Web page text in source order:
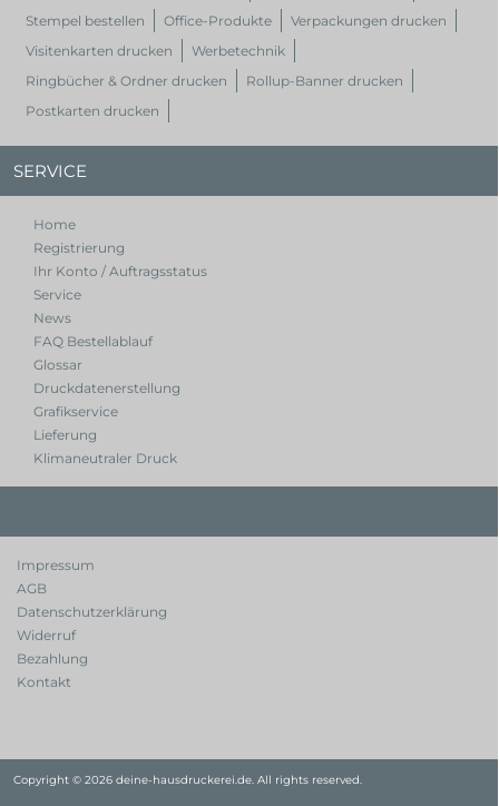
Stempel bestellen
Office-Produkte
Verpackungen drucken
Visitenkarten drucken
Werbetechnik
Ringbücher & Ordner drucken
Rollup-Banner drucken
Postkarten drucken
SERVICE
Home
Registrierung
Ihr Konto / Auftragsstatus
Service
News
FAQ Bestellablauf
Glossar
Druckdatenerstellung
Grafikservice
Lieferung
Klimaneutraler Druck
Impressum
AGB
Datenschutzerklärung
Widerruf
Bezahlung
Kontakt
Copyright © 2026 deine-hausdruckerei.de. All rights reserved.